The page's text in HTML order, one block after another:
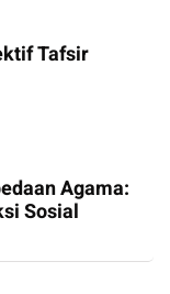
Tafsir
Agama:
Sosial